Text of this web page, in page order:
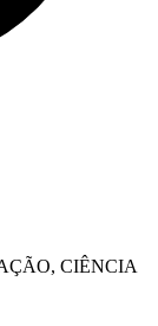
CIÊNCIA